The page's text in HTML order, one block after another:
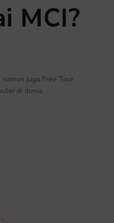
MCI?
juga Free Tour
di dunia.